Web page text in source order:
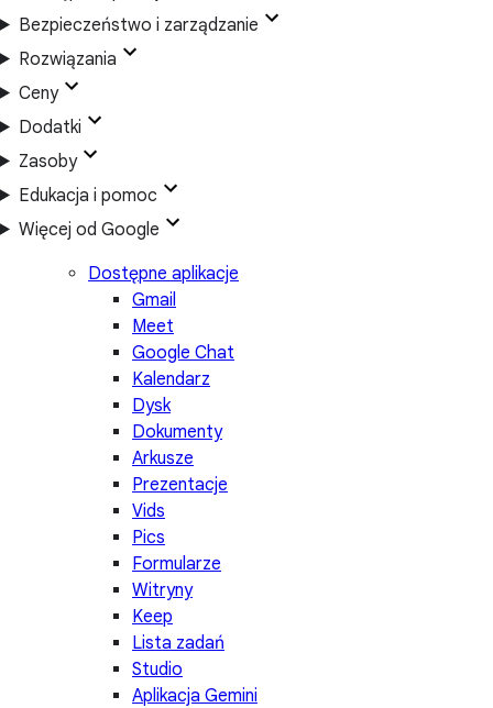
Bezpieczeństwo i zarządzanie
Rozwiązania
Ceny
Dodatki
Zasoby
Edukacja i pomoc
Więcej od Google
Dostępne aplikacje
Gmail
Meet
Google Chat
Kalendarz
Dysk
Dokumenty
Arkusze
Prezentacje
Vids
Pics
Formularze
Witryny
Keep
Lista zadań
Studio
Aplikacja Gemini